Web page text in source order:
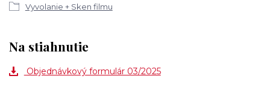
Vyvolanie + Sken filmu
Na stiahnutie
Objednávkový formulár 03/2025